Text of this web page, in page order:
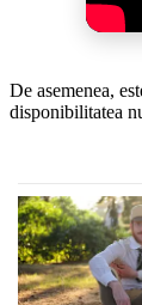
De asemenea,
disponibilitatea